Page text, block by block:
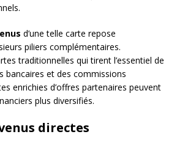
d’une telle carte repose
piliers complémentaires.
traditionnelles qui tirent l’essentiel de
bancaires et des commissions
enrichies d’offres partenaires peuvent
plus diversifiés.
directes